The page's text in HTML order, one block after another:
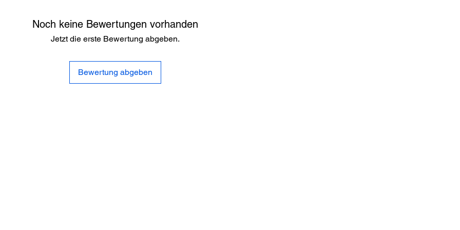
Noch keine Bewertungen vorhanden
Jetzt die erste Bewertung abgeben.
Bewertung abgeben